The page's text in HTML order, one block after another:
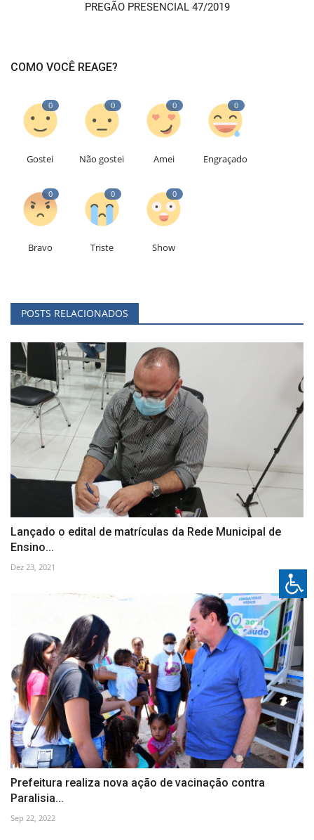
PREGÃO PRESENCIAL 47/2019
COMO VOCÊ REAGE?
0
Gostei
0
Não gostei
0
Amei
0
Engraçado
0
Bravo
0
Triste
0
Show
POSTS RELACIONADOS
Lançado o edital de matrículas da Rede Municipal de
Ensino...
Dez 23, 2021
Prefeitura realiza nova ação de vacinação contra
Paralisia...
Sep 22, 2022